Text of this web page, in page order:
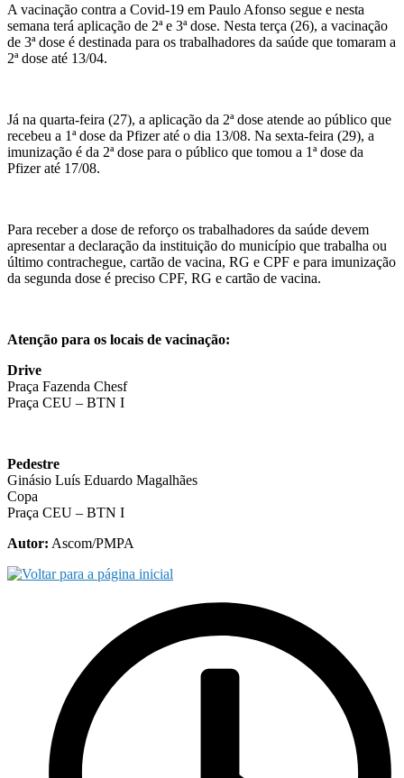
A vacinação contra a Covid-19 em Paulo Afonso segue e nesta
semana terá aplicação de 2ª e 3ª dose. Nesta terça (26), a vacinação
de 3ª dose é destinada para os trabalhadores da saúde que tomaram a
2ª dose até 13/04.
Já na quarta-feira (27), a aplicação da 2ª dose atende ao público que
recebeu a 1ª dose da Pfizer até o dia 13/08. Na sexta-feira (29), a
imunização é da 2ª dose para o público que tomou a 1ª dose da
Pfizer até 17/08.
Para receber a dose de reforço os trabalhadores da saúde devem
apresentar a declaração da instituição do município que trabalha ou
último contrachegue, cartão de vacina, RG e CPF e para imunização
da segunda dose é preciso CPF, RG e cartão de vacina.
Atenção para os locais de vacinação:
Drive
Praça Fazenda Chesf
Praça CEU – BTN I
Pedestre
Ginásio Luís Eduardo Magalhães
Copa
Praça CEU – BTN I
Autor: Ascom/PMPA